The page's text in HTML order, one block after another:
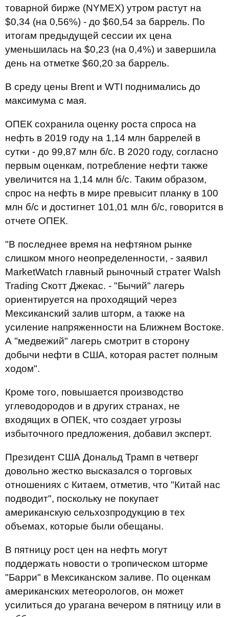
товарной бирже (NYMEX) утром растут на
$0,34 (на 0,56%) - до $60,54 за баррель. По
итогам предыдущей сессии их цена
уменьшилась на $0,23 (на 0,4%) и завершила
день на отметке $60,20 за баррель.
В среду цены Brent и WTI поднимались до
максимума с мая.
ОПЕК сохранила оценку роста спроса на
нефть в 2019 году на 1,14 млн баррелей в
сутки - до 99,87 млн б/с. В 2020 году, согласно
первым оценкам, потребление нефти также
увеличится на 1,14 млн б/с. Таким образом,
спрос на нефть в мире превысит планку в 100
млн б/с и достигнет 101,01 млн б/с, говорится в
отчете ОПЕК.
"В последнее время на нефтяном рынке
слишком много неопределенности, - заявил
MarketWatch главный рыночный стратег Walsh
Trading Скотт Джекас. - "Бычий" лагерь
ориентируется на проходящий через
Мексиканский залив шторм, а также на
усиление напряженности на Ближнем Востоке.
А "медвежий" лагерь смотрит в сторону
добычи нефти в США, которая растет полным
ходом".
Кроме того, повышается производство
углеводородов и в других странах, не
входящих в ОПЕК, что создает угрозы
избыточного предложения, добавил эксперт.
Президент США Дональд Трамп в четверг
довольно жестко высказался о торговых
отношениях с Китаем, отметив, что "Китай нас
подводит", поскольку не покупает
американскую сельхозпродукцию в тех
объемах, которые были обещаны.
В пятницу рост цен на нефть могут
поддержать новости о тропическом шторме
"Барри" в Мексиканском заливе. По оценкам
американских метеорологов, он может
усилиться до урагана вечером в пятницу или в